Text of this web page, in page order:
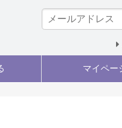
マイペー